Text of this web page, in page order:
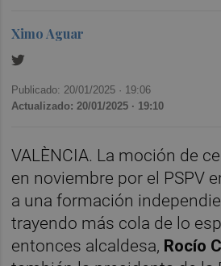
Ximo Aguar
Publicado: 20/01/2025 · 19:06
Actualizado: 20/01/2025 · 19:10
VALÈNCIA. La moción de
en noviembre por el PSPV
a una formación
trayendo más cola de lo
entonces alcaldesa, Rocío